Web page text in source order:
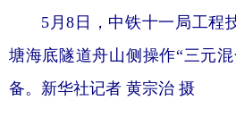
5月8日，中铁十一局工程
塘海底隧道舟山侧操作“三元
备。 新华社记者 黄宗治 摄